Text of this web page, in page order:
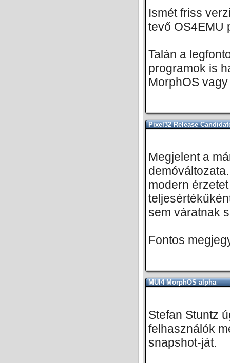
Ismét friss
tevő OS4EMU
Talán a
programok is
MorphOS
Pixel32 Release
Megjelent a
modern
sem váratnak
Fontos
MUI4 MorphOS alpha
Stefan Stuntz
felhasználók
snapshot-ját.